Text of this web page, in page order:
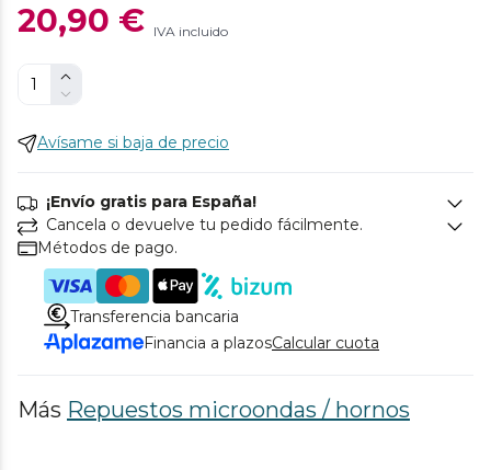
20,90 € IVA incluido
Avísame si baja de precio
¡Envío gratis para España!
Cancela o devuelve tu pedido fácilmente.
Métodos de pago.
Transferencia bancaria
Financia a plazosCalcular cuota
Más Repuestos microondas / hornos